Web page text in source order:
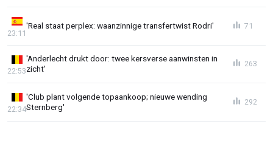
'Real staat perplex: waanzinnige transfertwist Rodri'
23:11
71
'Anderlecht drukt door: twee kersverse aanwinsten in
zicht'
22:53
263
'Club plant volgende topaankoop; nieuwe wending
Sternberg'
22:34
292